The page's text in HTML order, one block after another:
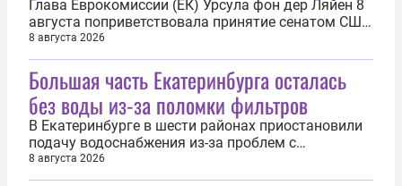
Глава Еврокомиссии (ЕК) Урсула фон дер Ляйен 8
августа поприветствовала принятие сенатом США
законопроекта об антироссийских санкциях и
призвала пресечь доходы России со всех сторон.
«Каждый источник доходов (России. — Прим. ред.)
должен быть поставлен под удар — со всех
сторон», — написала фон дер...
8 августа 2026
Большая часть Екатеринбурга осталась
без воды из-за поломки фильтров
В Екатеринбурге в шести районах приостановили
подачу водоснабжения из-за проблем с
фильтрами, прокуратура начала проверку. Об
этом 8 августа сообщили в прокуратуре региона.
8 августа 2026